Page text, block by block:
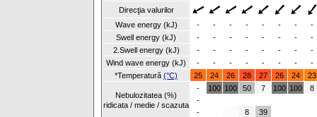
Direcţia valurilor
Wave energy (kJ)
- - - - - - -
-
Swell energy (kJ)
- - - - - - -
-
2.Swell energy (kJ)
- - - - - - -
-
Wind wave energy (kJ)
- - - - - - -
-
*Temperatură (°C) 25 24 26 28 27 26 24 23
Nebulozitatea (%)
ridicata / medie / scazuta
-
-
-
100 100 50
8
7
39
100 100 8